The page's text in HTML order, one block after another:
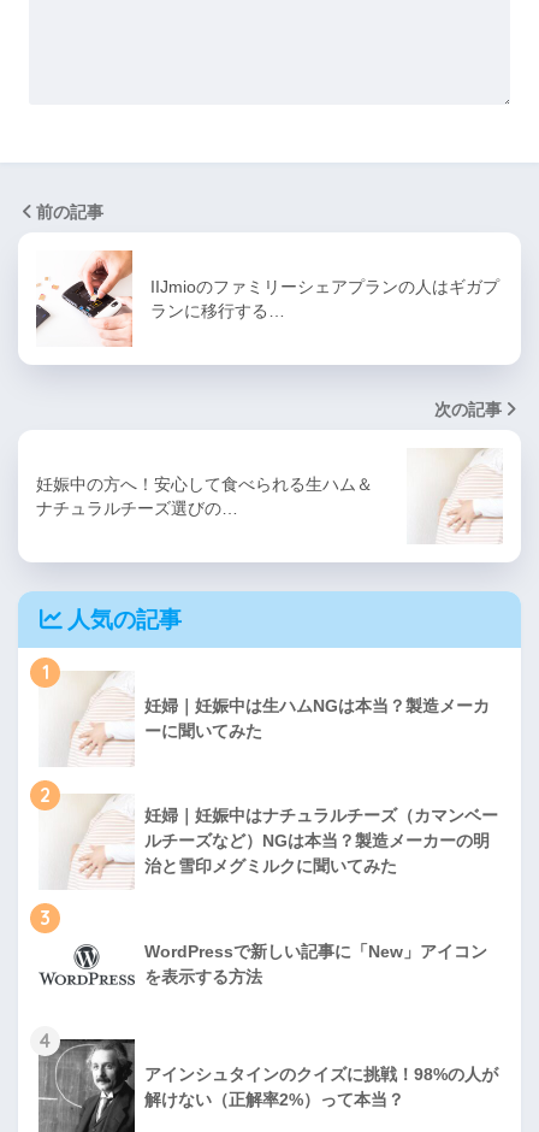
前の記事
IIJmioのファミリーシェアプランの人はギガプ
ランに移行する…
次の記事
妊娠中の方へ！安心して食べられる生ハム＆
ナチュラルチーズ選びの…
人気の記事
1
妊婦｜妊娠中は生ハムNGは本当？製造メーカ
ーに聞いてみた
2
妊婦｜妊娠中はナチュラルチーズ（カマンベー
ルチーズなど）NGは本当？製造メーカーの明
治と雪印メグミルクに聞いてみた
3
WordPressで新しい記事に「New」アイコン
を表示する方法
4
アインシュタインのクイズに挑戦！98%の人が
解けない（正解率2%）って本当？